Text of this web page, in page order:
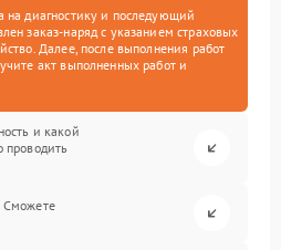
на диагностику и последующий
заказ-наряд с указанием страховых
Далее, после выполнения работ
акт выполненных работ и
и какой
проводить
Сможете